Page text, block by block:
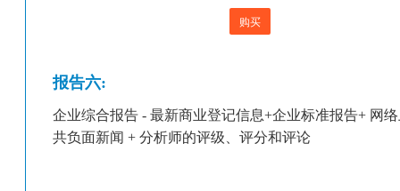
购买
报告六:
企业综合报告 - 最新商业登记信息+企业标准报告+ 网
共负面新闻 + 分析师的评级、评分和评论